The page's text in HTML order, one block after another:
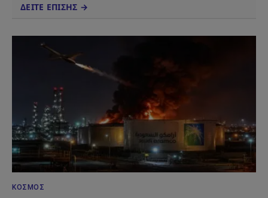
ΔΕΙΤΕ ΕΠΙΣΗΣ →
ΚΌΣΜΟΣ